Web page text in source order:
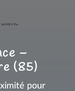
–
(85)
pour